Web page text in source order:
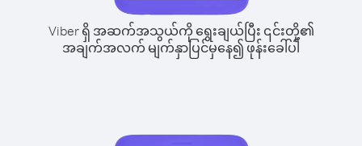
Viber ရှိ အဆက်အသွယ်ကို ရွေးချယ်ပြီး ၎င်းတို့၏
အချက်အလက် မျက်နှာပြင်မှနေ၍ ဖုန်းခေါ်ပါ